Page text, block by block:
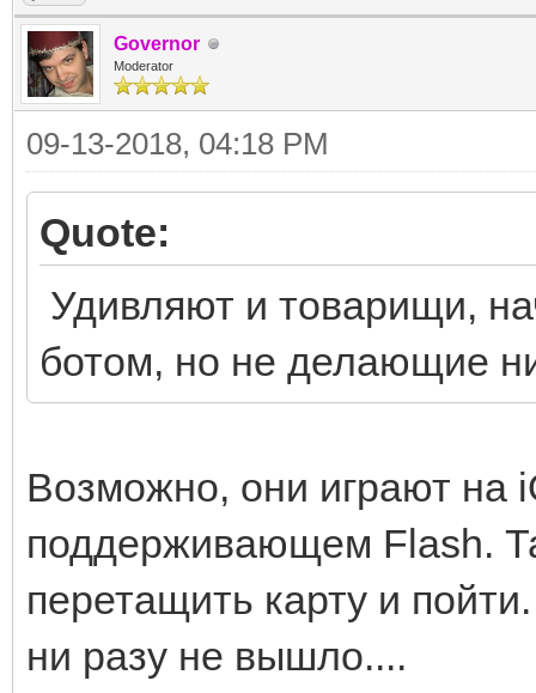
Governor
Moderator
09-13-2018, 04:18 PM
Quote:
Удивляют и товарищи,
ботом, но не делающие
Возможно, они играют на
поддерживающем Flash.
перетащить карту и
ни разу не вышло....